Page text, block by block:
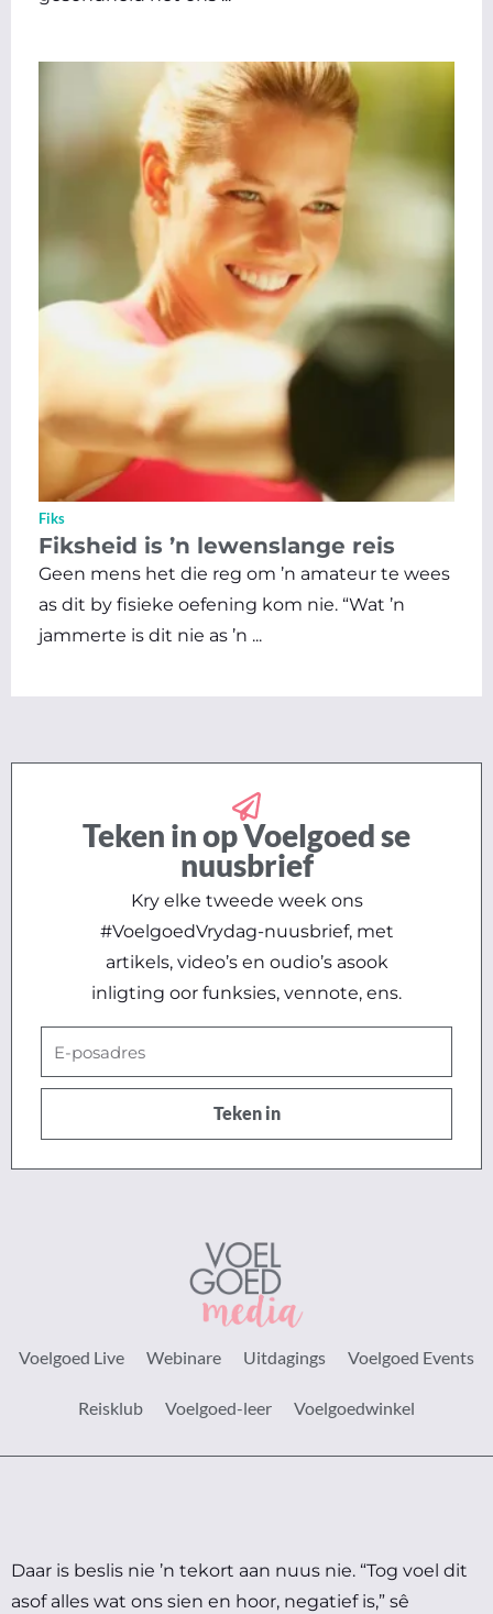
Fiks
Fiksheid is ’n lewenslange reis
Geen mens het die reg om ’n amateur te wees
as dit by fisieke oefening kom nie. “Wat ’n
jammerte is dit nie as ’n ...
Teken in op Voelgoed se
nuusbrief
Kry elke tweede week ons
#VoelgoedVrydag-nuusbrief, met
artikels, video’s en oudio’s asook
inligting oor funksies, vennote, ens.
posadres
Teken in
Voelgoed Live Webinare Uitdagings Voelgoed Events
Reisklub Voelgoed-leer Voelgoedwinkel
Daar is beslis nie ’n tekort aan nuus nie. “Tog voel dit
asof alles wat ons sien en hoor, negatief is,” sê